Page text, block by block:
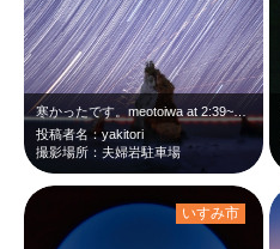
寒かったです。meotoiwa at 2:39~4:15 Nov,21 2025
投稿者名：yakitori
撮影場所：夫婦岩駐車場
いすみ市